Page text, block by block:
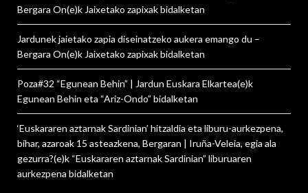
Bergara On(e)kJaixetako zapixakbidalketan
Jardunek jaietako zapia diseinatzeko aukera emango du –
Bergara On(e)kJaixetako zapixakbidalketan
Poza#32 “Egunean Behin” | Jardun Euskara Elkartea(e)k
Egunean Behin eta “Ariz-Ondo” bidalketan
‘Euskararen aztarnak Sardinian’ hitzaldia eta liburu-aurkezpena,
bihar, azaroak 15 asteazkena, Bergaran | Iruña-Veleia, egia ala
gezurra?(e)k “Euskararen aztarnak Sardinian” liburuaren
aurkezpena bidalketan